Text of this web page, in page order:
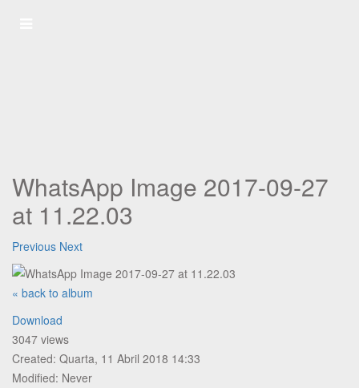
WhatsApp Image 2017-09-27
at 11.22.03
Previous Next
« back to album
Download
3047 views
Created: Quarta, 11 Abril 2018 14:33
Modified: Never